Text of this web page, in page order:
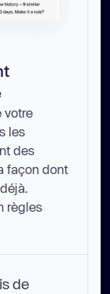
de
votre
les
des
façon dont
règles